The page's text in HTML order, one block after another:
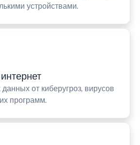
устройствами.
от киберугроз, вирусов
программ.